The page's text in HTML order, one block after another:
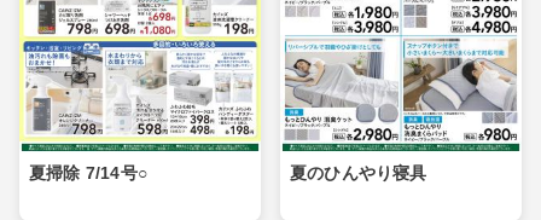
夏掃除 7/14号○ 夏のひんやり寝具